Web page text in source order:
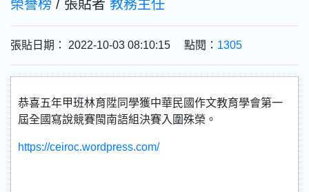
榮譽榜 / 張貼者 教務主任
張貼日期： 2022-10-03 08:10:15 點閱： 1305
恭喜五年甲班林育陞同學獲中華民國作文教育學會第一
屆全國寫說競賽閩南語組決賽入圍殊榮。
https://ceiroc.wordpress.com/